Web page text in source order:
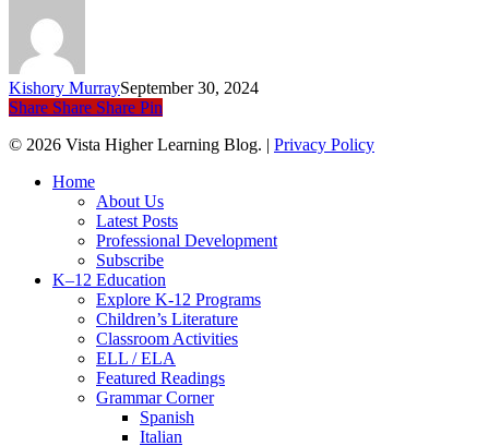
Kishory MurraySeptember 30, 2024
Share Share Share Pin
© 2026 Vista Higher Learning Blog. | Privacy Policy
Close
Home
About Us
Latest Posts
Professional Development
Subscribe
K–12 Education
Explore K-12 Programs
Children’s Literature
Classroom Activities
ELL / ELA
Featured Readings
Grammar Corner
Spanish
Italian